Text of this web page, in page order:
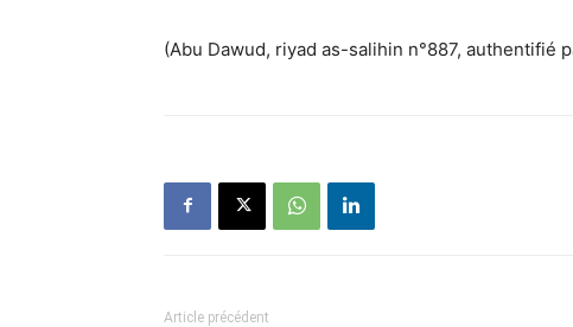
(Abu Dawud, riyad as-salihin n°887, authentifié
Article précédent